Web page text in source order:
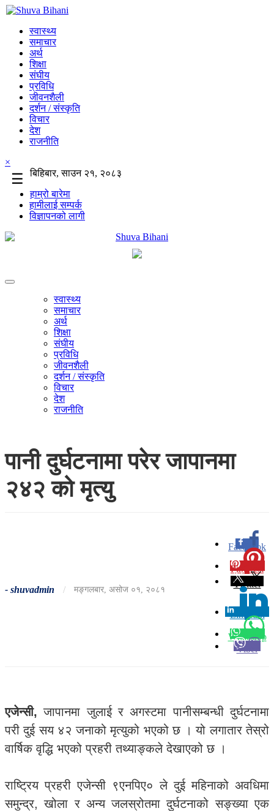
स्वास्थ्य
समाचार
अर्थ
शिक्षा
संघीय
प्रविधि
जीवनशैली
दर्शन / संस्कृति
विचार
देश
राजनीति
×
☰
बिहिबार, साउन २१, २०८३
हाम्रो बारेमा
हामीलाई सम्पर्क
विज्ञापनको लागी
स्वास्थ्य
समाचार
अर्थ
शिक्षा
संघीय
प्रविधि
जीवनशैली
दर्शन / संस्कृति
विचार
देश
राजनीति
पानी दुर्घटनामा परेर जापानमा
२४२ को मृत्यु
- shuvadmin / मङ्गलबार, असोज ०१, २०८१
Facebook
0
Pinterest
Twitter
Linkedin
0
Whatsapp
Viber
एजेन्सी, जापानमा जुलाई र अगस्टमा पानीसम्बन्धी दुर्घटनामा
परी दुई सय ४२ जनाको मृत्युको भएको छ । यो लगातार तेस्रो
वार्षिक वृद्धि भएको प्रहरी तथ्याङ्कले देखाएको छ ।
राष्ट्रिय प्रहरी एजेन्सी ९एनपिए० ले दुई महिनाको अवधिमा
समुन्द्र, खोला र अन्य जलस्रोतमा दुर्घटनाको सङ्ख्या एक